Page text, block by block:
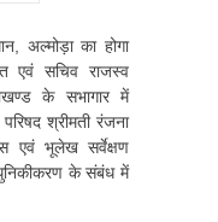
अल्मोड़ा का होगा
एवं सचिव राजस्व
के सभागार में
श्रीमती रंजना
एवं भूलेख सर्वेक्षण
के संबंध में